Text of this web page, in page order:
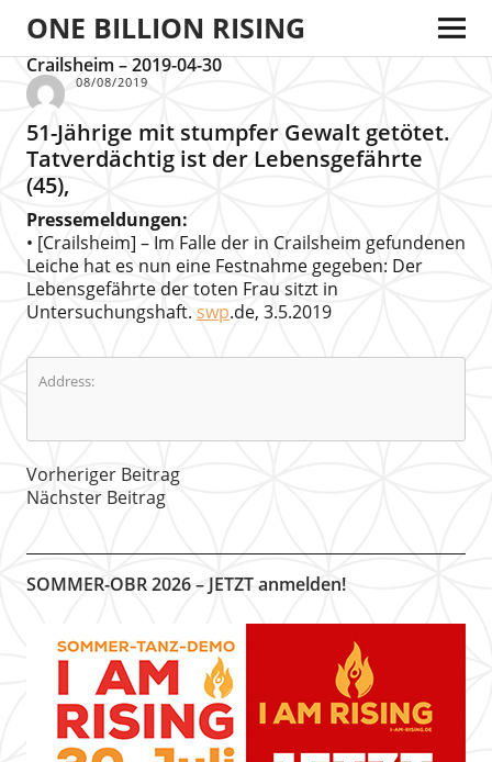
ONE BILLION RISING
Crailsheim – 2019-04-30
08/08/2019
51-Jährige mit stumpfer Gewalt getötet.
Tatverdächtig ist der Lebensgefährte
(45),
Pressemeldungen:
• [Crailsheim] – Im Falle der in Crailsheim gefundenen
Leiche hat es nun eine Festnahme gegeben: Der
Lebensgefährte der toten Frau sitzt in
Untersuchungshaft. swp.de, 3.5.2019
Address:
Vorheriger Beitrag
Nächster Beitrag
SOMMER-OBR 2026 – JETZT anmelden!